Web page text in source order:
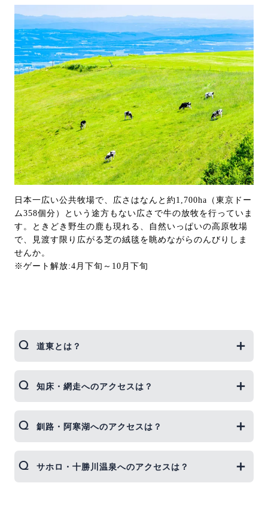
日本一広い公共牧場で、広さはなんと約1,700ha（東京ドー
ム358個分）という途方もない広さで牛の放牧を行っていま
す。ときどき野生の鹿も現れる、自然いっぱいの高原牧場
で、見渡す限り広がる芝の絨毯を眺めながらのんびりしま
せんか。
※ゲート解放:4月下旬～10月下旬
道東とは？
4エリアに分かれます。
そのうち道東は、世界遺産の知床をはじめ釧路湿
泉、十勝川温泉など豊富な温泉地、釧路や網走の新
鮮な海鮮グルメなどが楽しめる人気エリアです。
道南：函館・大沼など
道央：札幌・小樽・定山渓・ニセコ・ルスツなど
知床・網走へのアクセスは？
す。
網走市内までは空港連絡バスで約35分、知床へは季
知床までの空港発シャトルバスが運行していない期
間は、網走バスターミナルやJR斜里駅などで路線バ
釧路・阿寒湖へのアクセスは？
空港連絡バスが運行されており、釧路駅までは約45
分、阿寒湖バスセンターまでは約75分で、飛行機の
サホロ・十勝川温泉へのアクセスは？